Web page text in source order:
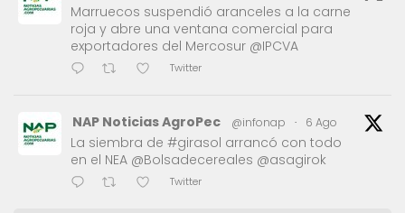
Marruecos suspendió aranceles a la carne
roja y abre una ventana comercial para
exportadores del Mercosur @IPCVA
Twitter
NAP Noticias AgroPec @infonap · 6 Ago
La siembra de #girasol arrancó con todo
en el NEA @Bolsadecereales @asagirok
Twitter